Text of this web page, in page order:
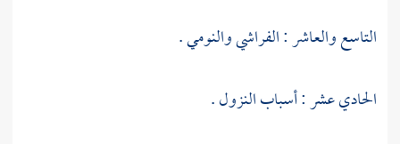
التاسع والعاشر : الفراشي والنومي .
الحادي عشر : أسباب النزول .